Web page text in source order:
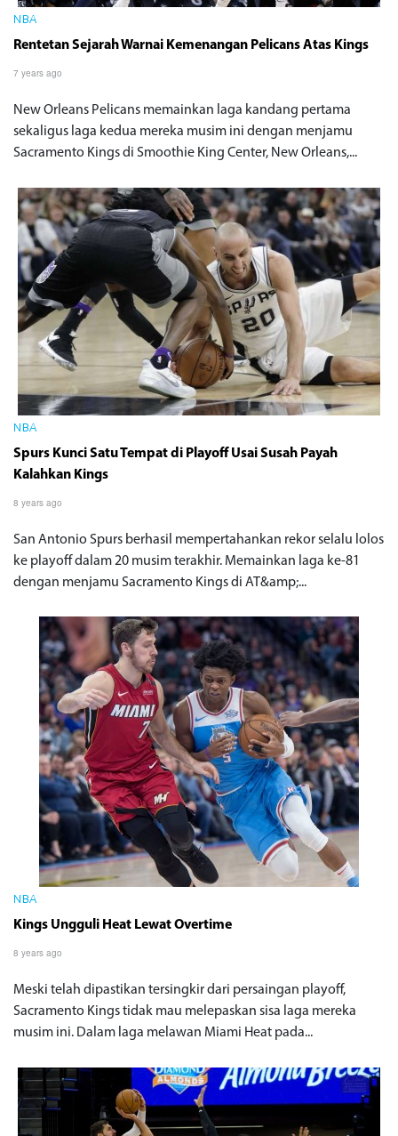
NBA
Rentetan Sejarah Warnai Kemenangan Pelicans Atas Kings
7 years ago
New Orleans Pelicans memainkan laga kandang pertama
sekaligus laga kedua mereka musim ini dengan menjamu
Sacramento Kings di Smoothie King Center, New Orleans,...
NBA
Spurs Kunci Satu Tempat di Playoff Usai Susah Payah
Kalahkan Kings
8 years ago
San Antonio Spurs berhasil mempertahankan rekor selalu lolos
ke playoff dalam 20 musim terakhir. Memainkan laga ke-81
dengan menjamu Sacramento Kings di AT&amp;...
NBA
Kings Ungguli Heat Lewat Overtime
8 years ago
Meski telah dipastikan tersingkir dari persaingan playoff,
Sacramento Kings tidak mau melepaskan sisa laga mereka
musim ini. Dalam laga melawan Miami Heat pada...